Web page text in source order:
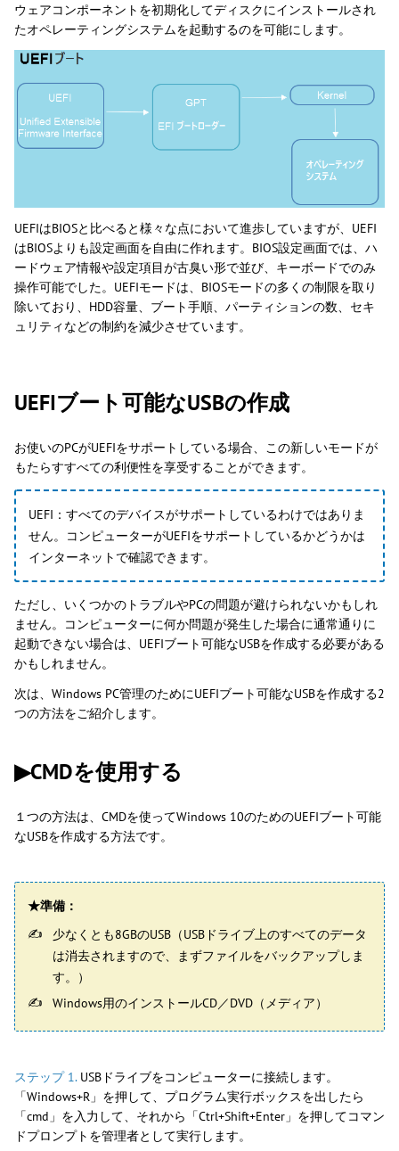
ウェアコンポーネントを初期化してディスクにインストールされ
たオペレーティングシステムを起動するのを可能にします。
UEFIはBIOSと比べると様々な点において進歩していますが、UEFI
はBIOSよりも設定画面を自由に作れます。BIOS設定画面では、ハ
ードウェア情報や設定項目が古臭い形で並び、キーボードでのみ
操作可能でした。UEFIモードは、BIOSモードの多くの制限を取り
除いており、HDD容量、ブート手順、パーティションの数、セキ
ュリティなどの制約を減少させています。
UEFIブート可能なUSBの作成
お使いのPCがUEFIをサポートしている場合、この新しいモードが
もたらすすべての利便性を享受することができます。
UEFI：すべてのデバイスがサポートしているわけではありま
せん。コンピューターがUEFIをサポートしているかどうかは
インターネットで確認できます。
ただし、いくつかのトラブルやPCの問題が避けられないかもしれ
ません。コンピューターに何か問題が発生した場合に通常通りに
起動できない場合は、UEFIブート可能なUSBを作成する必要がある
かもしれません。
次は、Windows PC管理のためにUEFIブート可能なUSBを作成する2
つの方法をご紹介します。
▶CMDを使用する
１つの方法は、CMDを使ってWindows 10のためのUEFIブート可能
なUSBを作成する方法です。
★準備：
少なくとも8GBのUSB（USBドライブ上のすべてのデータ
は消去されますので、まずファイルをバックアップしま
す。）
Windows用のインストールCD／DVD（メディア）
ステップ 1. USBドライブをコンピューターに接続します。
「Windows+R」を押して、プログラム実行ボックスを出したら
「cmd」を入力して、それから「Ctrl+Shift+Enter」を押してコマン
ドプロンプトを管理者として実行します。